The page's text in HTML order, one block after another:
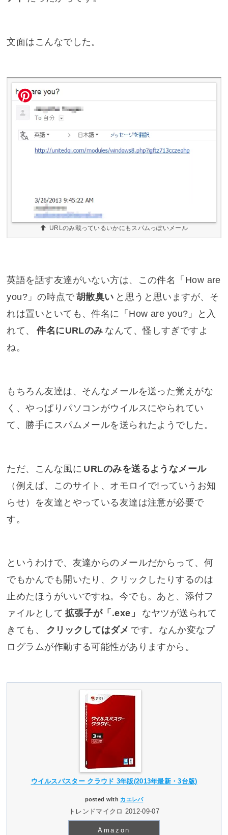
文面はこんなでした。
URLのみ載っているいかにもスパムっぽいメール
英語を話す友達がいない方は、この件名「How are
you?」の時点で胡散臭い と思うと思いますが、そ
れは置いといても、件名に「How are you?」と入
れて、
件名にURLのみ なんて、怪しすぎですよ
ね。
もちろん友達は、そんなメールを送った覚えがな
く、やっぱりパソコンがウイルスにやられてい
て、勝手にスパムメールを送られたようでした。
ただ、こんな風に URLのみを送るようなメール
（例えば、このサイト、オモロイで!っていうお知
らせ）を友達とやっている友達は注意が必要で
す。
というわけで、友達からのメールだからって、何
でもかんでも開いたり、クリックしたりするのは
止めたほうがいいですね。今でも。あと、添付フ
ァイルとして 拡張子が「.exe」
なヤツが送られて
きても、
クリックしてはダメ です。なんか変なプ
ログラムが作動する可能性がありますから。
ウイルスバスター クラウド 3年版(2013年最新・3台版)
posted with カエレバ
トレンドマイクロ 2012-09-07
Amazon